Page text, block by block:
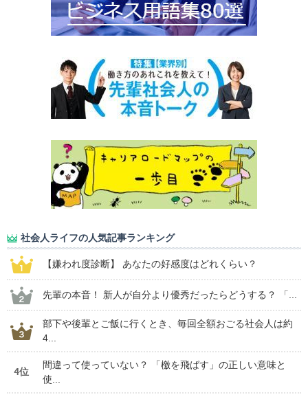
社会人ライフの人気記事ランキング
【嫌われ度診断】 あなたの好感度はどれくらい？
先輩の本音！ 新人が自分より優秀だったらどうする？ 「...
部下や後輩とご飯に行くとき、毎回全額おごる社会人は約
4...
4位
間違って使っていない？ 「檄を飛ばす」の正しい意味と
使...